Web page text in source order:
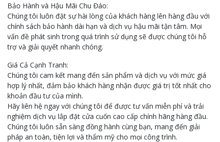
Bảo Hành và Hậu Mãi Chu Đáo:
Chúng tôi luôn đặt sự hài lòng của khách hàng lên hàng đầu với
chính sách bảo hành dài hạn và dịch vụ hậu mãi tận tâm. Mọi
vấn đề phát sinh trong quá trình sử dụng sẽ được chúng tôi hỗ
trợ và giải quyết nhanh chóng.
Giá Cả Cạnh Tranh:
Chúng tôi cam kết mang đến sản phẩm và dịch vụ với mức giá
hợp lý nhất, đảm bảo khách hàng nhận được giá trị tốt nhất cho
khoản đầu tư của mình.
Hãy liên hệ ngay với chúng tôi để được tư vấn miễn phí và trải
nghiệm dịch vụ lắp đặt cửa cuốn cao cấp chính hãng hàng đầu.
Chúng tôi luôn sẵn sàng đồng hành cùng bạn, mang đến giải
pháp an toàn, tiện lợi và thẩm mỹ cho mọi công trình.